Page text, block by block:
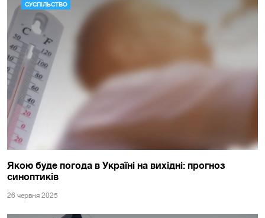
СУСПІЛЬСТВО
Якою буде погода в Україні на вихідні: прогноз
синоптиків
26 червня 2025